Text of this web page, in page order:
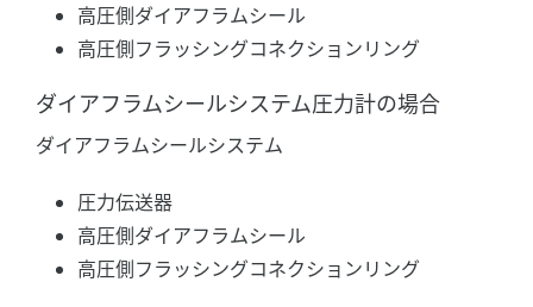
高圧側ダイアフラムシール
高圧側フラッシングコネクションリング
ダイアフラムシールシステム圧力計の場合
ダイアフラムシールシステム
圧力伝送器
高圧側ダイアフラムシール
高圧側フラッシングコネクションリング